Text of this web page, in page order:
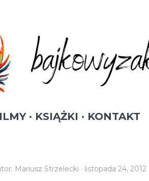
KSIĄŻKI KONTAKT
Mariusz Strzelecki listopada 24, 2012